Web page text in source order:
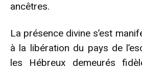
ancêtres.
La présence divine s’est
à la libération du pays de
les Hébreux demeurés